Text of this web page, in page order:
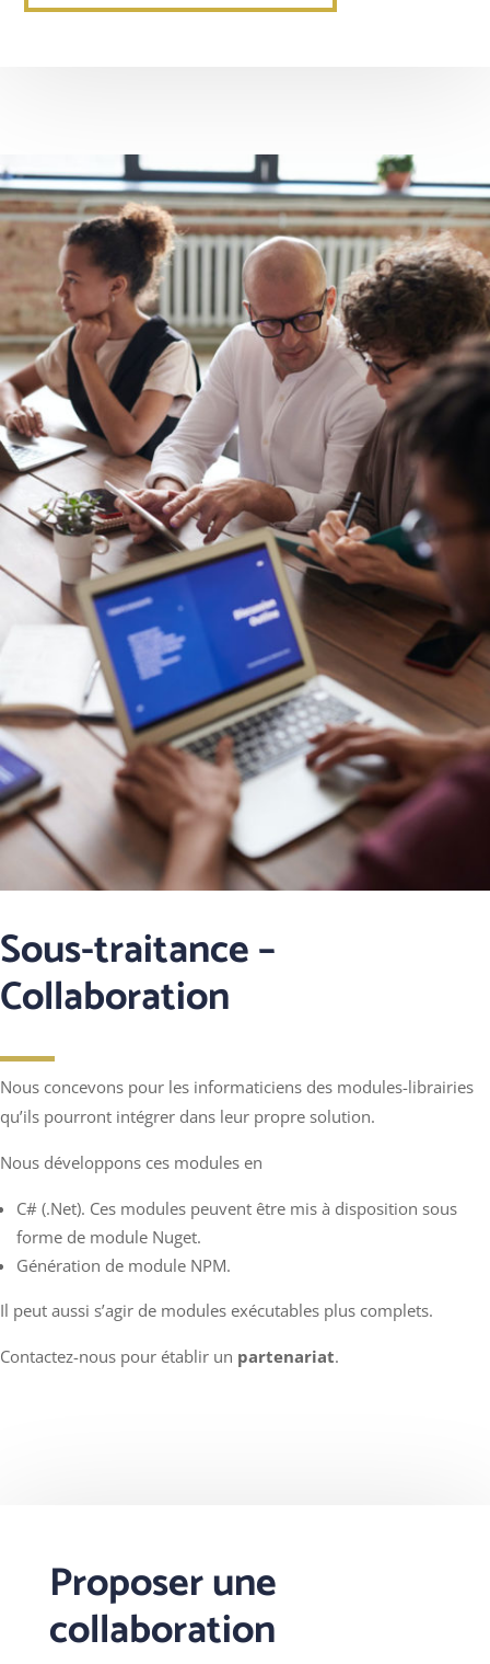
Sous-traitance –
Collaboration
Nous concevons pour les informaticiens des modules-librairies
qu’ils pourront intégrer dans leur propre solution.
Nous développons ces modules en
C# (.Net). Ces modules peuvent être mis à disposition sous
forme de module Nuget.
Génération de module NPM.
Il peut aussi s’agir de modules exécutables plus complets.
Contactez-nous pour établir un partenariat.
Proposer une
collaboration